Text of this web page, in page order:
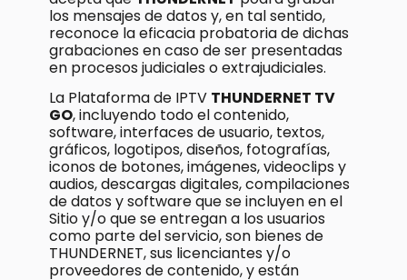
los mensajes de datos y, en tal sentido,
reconoce la eficacia probatoria de dichas
grabaciones en caso de ser presentadas
en procesos judiciales o extrajudiciales.
La Plataforma de IPTV THUNDERNET TV
GO, incluyendo todo el contenido,
software, interfaces de usuario, textos,
gráficos, logotipos, diseños, fotografías,
iconos de botones, imágenes, videoclips y
audios, descargas digitales, compilaciones
de datos y software que se incluyen en el
Sitio y/o que se entregan a los usuarios
como parte del servicio, son bienes de
THUNDERNET, sus licenciantes y/o
proveedores de contenido, y están